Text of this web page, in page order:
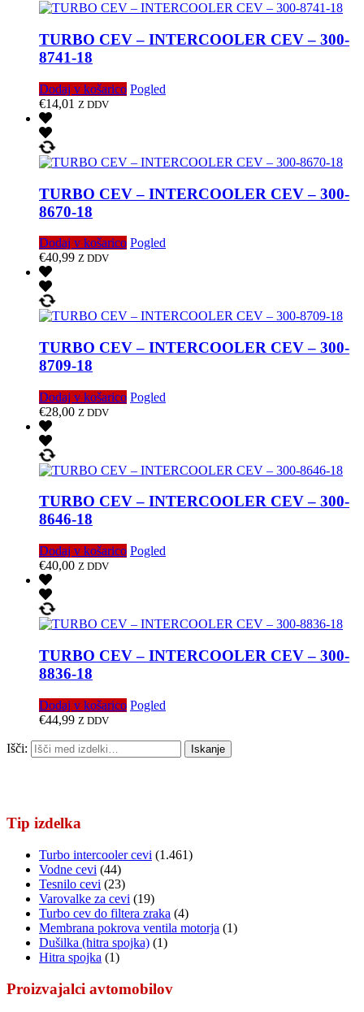
TURBO CEV – INTERCOOLER CEV – 300-
8741-18
Dodaj v košarico Pogled
€14,01 Z DDV
TURBO CEV – INTERCOOLER CEV – 300-
8670-18
Dodaj v košarico Pogled
€40,99 Z DDV
TURBO CEV – INTERCOOLER CEV – 300-
8709-18
Dodaj v košarico Pogled
€28,00 Z DDV
TURBO CEV – INTERCOOLER CEV – 300-
8646-18
Dodaj v košarico Pogled
€40,00 Z DDV
TURBO CEV – INTERCOOLER CEV – 300-
8836-18
Dodaj v košarico Pogled
€44,99 Z DDV
Išči: Iskanje
Tip izdelka
Turbo intercooler cevi (1.461)
Vodne cevi (44)
Tesnilo cevi (23)
Varovalke za cevi (19)
Turbo cev do filtera zraka (4)
Membrana pokrova ventila motorja (1)
Dušilka (hitra spojka) (1)
Hitra spojka (1)
Proizvajalci avtomobilov